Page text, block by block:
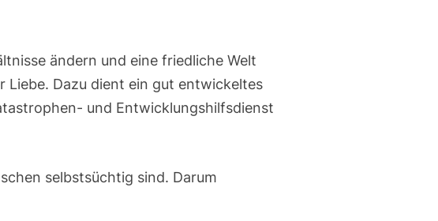
ändern und eine friedliche Welt
Liebe. Dazu dient ein gut entwickeltes
und Entwicklungshilfsdienst
selbstsüchtig sind. Darum